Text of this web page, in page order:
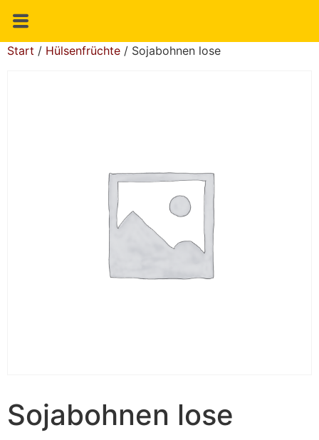
Start / Hülsenfrüchte / Sojabohnen lose
Sojabohnen lose